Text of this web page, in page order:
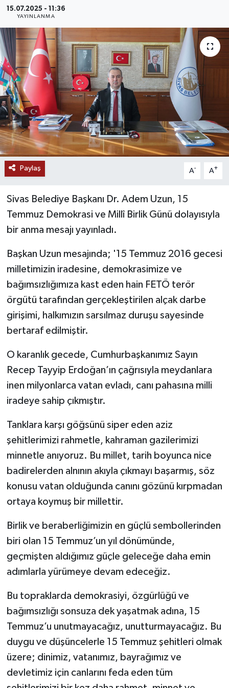
15.07.2025 - 11:36
YAYINLANMA
Paylaş A- A+
Sivas Belediye Başkanı Dr. Adem Uzun, 15
Temmuz Demokrasi ve Millî Birlik Günü dolayısıyla
bir anma mesajı yayınladı.
Başkan Uzun mesajında; '15 Temmuz 2016 gecesi
milletimizin iradesine, demokrasimize ve
bağımsızlığımıza kast eden hain FETÖ terör
örgütü tarafından gerçekleştirilen alçak darbe
girişimi, halkımızın sarsılmaz duruşu sayesinde
bertaraf edilmiştir.
O karanlık gecede, Cumhurbaşkanımız Sayın
Recep Tayyip Erdoğan’ın çağrısıyla meydanlara
inen milyonlarca vatan evladı, canı pahasına milli
iradeye sahip çıkmıştır.
Tanklara karşı göğsünü siper eden aziz
şehitlerimizi rahmetle, kahraman gazilerimizi
minnetle anıyoruz. Bu millet, tarih boyunca nice
badirelerden alnının akıyla çıkmayı başarmış, söz
konusu vatan olduğunda canını gözünü kırpmadan
ortaya koymuş bir millettir.
Birlik ve beraberliğimizin en güçlü sembollerinden
biri olan 15 Temmuz’un yıl dönümünde,
geçmişten aldığımız güçle geleceğe daha emin
adımlarla yürümeye devam edeceğiz.
Bu topraklarda demokrasiyi, özgürlüğü ve
bağımsızlığı sonsuza dek yaşatmak adına, 15
Temmuz’u unutmayacağız, unutturmayacağız. Bu
duygu ve düşüncelerle 15 Temmuz şehitleri olmak
üzere; dinimiz, vatanımız, bayrağımız ve
devletimiz için canlarını feda eden tüm
MAGAZİN
ÖZEL HABER
RESMİ İLANLAR
SAĞLIK
SİYASET
SOSYAL YARDIMLAR
SPONSORLU YAZI
SPOR
TEKNOLOJİ
YAŞAM